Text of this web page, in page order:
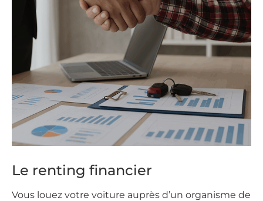
Le renting financier
Vous louez votre voiture auprès d’un organisme de